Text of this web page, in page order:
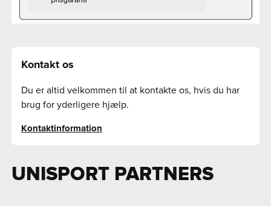
Kontakt os
Du er altid velkommen til at kontakte os, hvis du har
brug for yderligere hjælp.
Kontaktinformation
UNISPORT PARTNERS